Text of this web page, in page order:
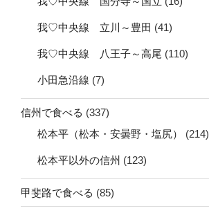
我♡中央線 立川～豊田 (41)
我♡中央線 八王子～高尾 (110)
小田急沿線 (7)
信州で食べる (337)
松本平（松本・安曇野・塩尻）
(214)
松本平以外の信州 (123)
甲斐路で食べる (85)